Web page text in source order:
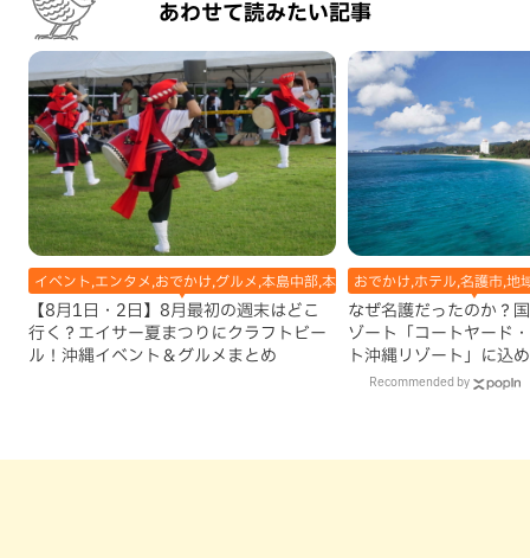
あわせて読みたい記事
イベント,エンタメ,おでかけ,グルメ,本島中部,本島北部,本島南部
【8月1日・2日】8月最初の週末はどこ
行く？エイサー夏まつりにクラフトビー
ル！沖縄イベント＆グルメまとめ
おでかけ,ホテル,名護市,地
なぜ名護だったのか？
ゾート「コートヤード
ト沖縄リゾート」に込
Recommended by